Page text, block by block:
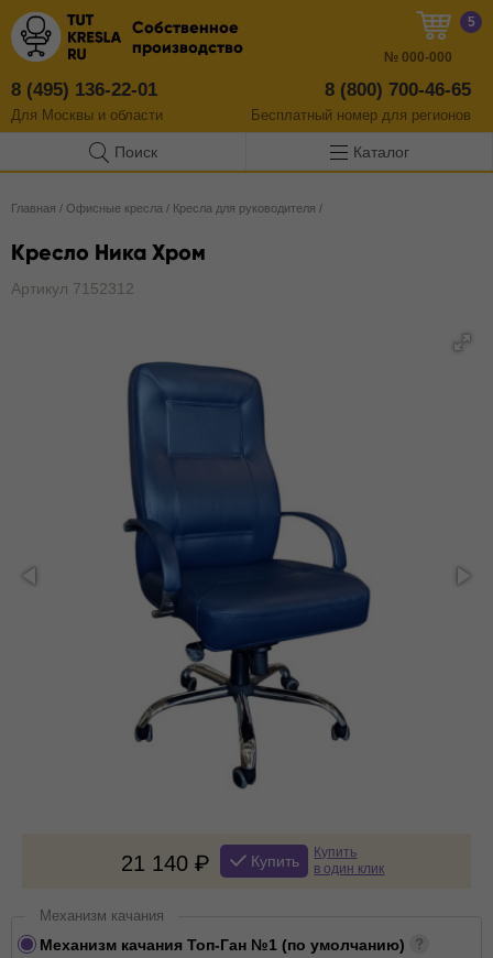
Собственное
производство
8 (495) 136-22-01
Для Москвы и области
8 (800) 700-46-65
Бесплатный номер для регионов
5
№ 000-000
Поиск Каталог
Главная / Офисные кресла / Кресла для руководителя /
Кресло Ника Хром
Артикул 7152312
21 140 Купить
Купить
в один клик
Механизм качания
Механизм качания Топ-Ган №1 (по умолчанию)